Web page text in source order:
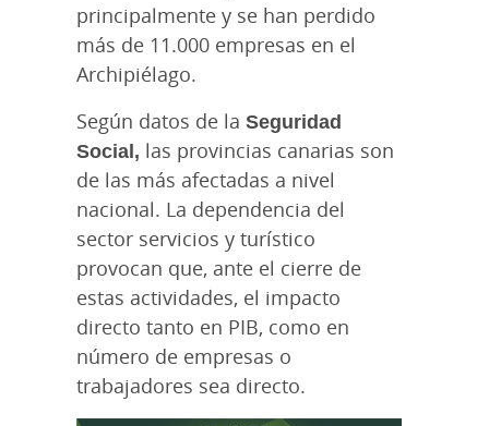
principalmente y se han perdido
más de 11.000 empresas en el
Archipiélago.
Según datos de la Seguridad
Social, las provincias canarias son
de las más afectadas a nivel
nacional. La dependencia del
sector servicios y turístico
provocan que, ante el cierre de
estas actividades, el impacto
directo tanto en PIB, como en
número de empresas o
trabajadores sea directo.